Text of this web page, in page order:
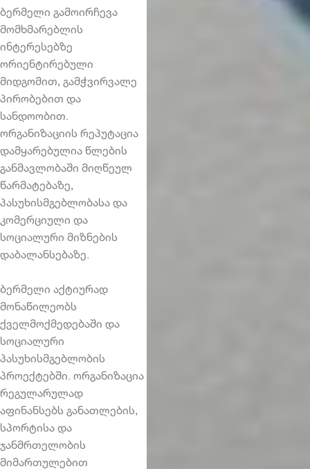
ბერმელი გამოირჩევა
მომხმარებლის
ინტერესებზე
ორიენტირებული
მიდგომით, გამჭვირვალე
პირობებით და
სანდოობით.
ორგანიზაციის რეპუტაცია
დამყარებულია წლების
განმავლობაში მიღწეულ
წარმატებაზე,
პასუხისმგებლობასა და
კომერციული და
სოციალური მიზნების
დაბალანსებაზე.
ბერმელი აქტიურად
მონაწილეობს
ქველმოქმედებაში და
სოციალური
პასუხისმგებლობის
პროექტებში. ორგანიზაცია
რეგულარულად
აფინანსებს განათლების,
სპორტისა და
ჯანმრთელობის
მიმართულებით